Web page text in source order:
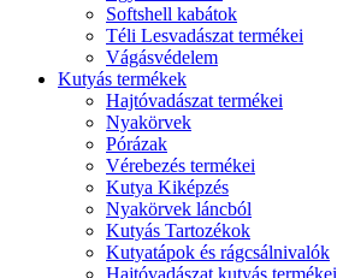
Softshell kabátok
Téli Lesvadászat termékei
Vágásvédelem
Kutyás termékek
Hajtóvadászat termékei
Nyakörvek
Pórázak
Vérebezés termékei
Kutya Kiképzés
Nyakörvek láncból
Kutyás Tartozékok
Kutyatápok és rágcsálnivalók
Hajtóvadászat kutyás termékei